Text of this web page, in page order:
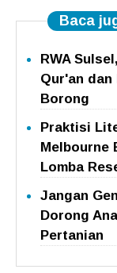
Baca
RWA
Qur'an
Borong
Praktisi
Melbourne
Lomba
Jangan
Dorong
Pertanian